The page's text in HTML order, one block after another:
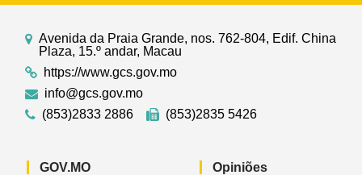
Avenida da Praia Grande, nos. 762-804, Edif. China
Plaza, 15.º andar, Macau
https://www.gcs.gov.mo
info@gcs.gov.mo
(853)2833 2886
(853)2835 5426
GOV.MO Opiniões